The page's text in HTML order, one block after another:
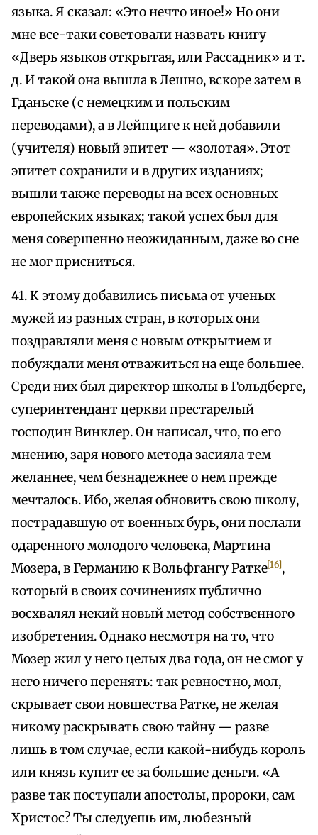
языка. Я сказал: «Это нечто иное!» Но они
мне все-таки советовали назвать книгу
«Дверь языков открытая, или Рассадник» и т.
д. И такой она вышла в Лешно, вскоре затем в
Гданьске (с немецким и польским
переводами), а в Лейпциге к ней добавили
(учителя) новый эпитет — «золотая». Этот
эпитет сохранили и в других изданиях;
вышли также переводы на всех основных
европейских языках; такой успех был для
меня совершенно неожиданным, даже во сне
не мог присниться.
41. К этому добавились письма от ученых
мужей из разных стран, в которых они
поздравляли меня с новым открытием и
побуждали меня отважиться на еще большее.
Среди них был директор школы в Гольдберге,
суперинтендант церкви престарелый
господин Винклер. Он написал, что, по его
мнению, заря нового метода засияла тем
желаннее, чем безнадежнее о нем прежде
мечталось. Ибо, желая обновить свою школу,
пострадавшую от военных бурь, они послали
одаренного молодого человека, Мартина
Мозера, в Германию к Вольфгангу Ратке[16],
который в своих сочинениях публично
восхвалял некий новый метод собственного
изобретения. Однако несмотря на то, что
Мозер жил у него целых два года, он не смог у
него ничего перенять: так ревностно, мол,
скрывает свои новшества Ратке, не желая
никому раскрывать свою тайну — разве
лишь в том случае, если какой-нибудь король
или князь купит ее за большие деньги. «А
разве так поступали апостолы, пророки, сам
Христос? Ты следуешь им, любезный